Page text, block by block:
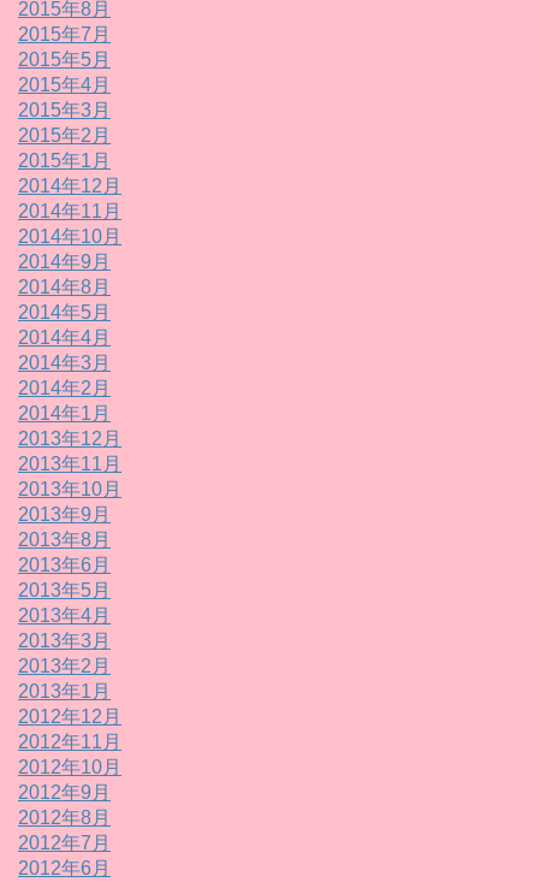
2015年8月
2015年7月
2015年5月
2015年4月
2015年3月
2015年2月
2015年1月
2014年12月
2014年11月
2014年10月
2014年9月
2014年8月
2014年5月
2014年4月
2014年3月
2014年2月
2014年1月
2013年12月
2013年11月
2013年10月
2013年9月
2013年8月
2013年6月
2013年5月
2013年4月
2013年3月
2013年2月
2013年1月
2012年12月
2012年11月
2012年10月
2012年9月
2012年8月
2012年7月
2012年6月